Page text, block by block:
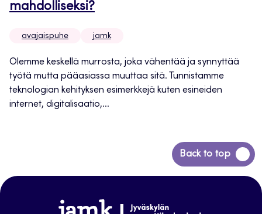
mahdolliseksi?
avajaispuhe jamk
Olemme keskellä murrosta, joka vähentää ja synnyttää
työtä mutta pääasiassa muuttaa sitä. Tunnistamme
teknologian kehityksen esimerkkejä kuten esineiden
internet, digitalisaatio,...
Back to top
Siirry
takaisin
www.jamk.fi